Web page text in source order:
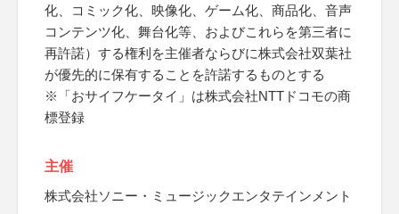
化、コミック化、映像化、ゲーム化、商品化、音声
コンテンツ化、舞台化等、およびこれらを第三者に
再許諾）する権利を主催者ならびに株式会社双葉社
が優先的に保有することを許諾するものとする
※「おサイフケータイ」は株式会社NTTドコモの商
標登録
主催
株式会社ソニー・ミュージックエンタテインメント